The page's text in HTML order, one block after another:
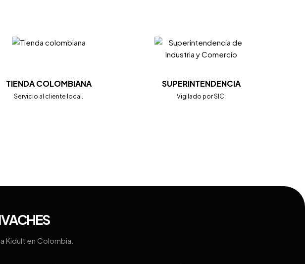
TIENDA COLOMBIANA
Servicio al cliente local.
SUPERINTENDENCIA
Vigilado por SIC.
Kidult en Colombia.